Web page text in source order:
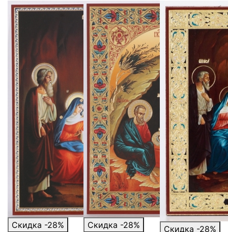
Скидка -28% Скидка -28% Скидка -28%